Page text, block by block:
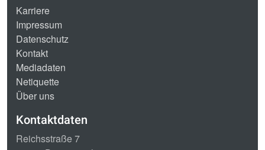
Karriere
Impressum
Datenschutz
Kontakt
Mediadaten
Netiquette
Über uns
Kontaktdaten
Reichsstraße 7